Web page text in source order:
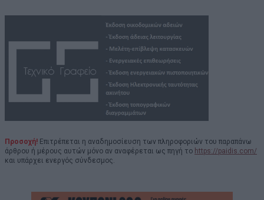
Προσοχή! Επιτρέπεται η αναδημοσίευση των πληροφοριών του παραπάνω
άρθρου ή μέρους αυτών μόνο αν αναφέρεται ως πηγή το https://paidis.com/
και υπάρχει ενεργός σύνδεσμος.